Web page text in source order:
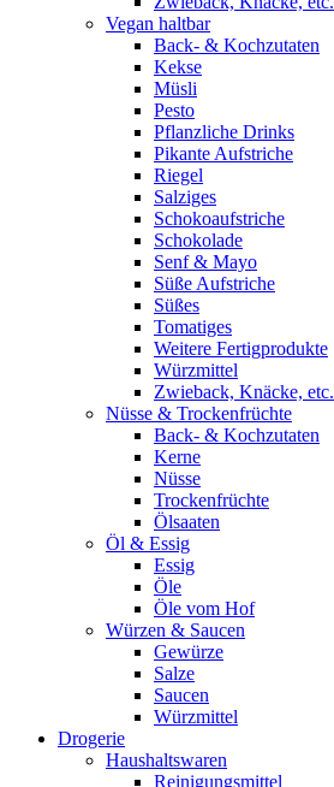
Vegan haltbar
Back- & Kochzutaten
Kekse
Müsli
Pesto
Pflanzliche Drinks
Pikante Aufstriche
Riegel
Salziges
Schokoaufstriche
Schokolade
Senf & Mayo
Süße Aufstriche
Süßes
Tomatiges
Weitere Fertigprodukte
Würzmittel
Zwieback, Knäcke, etc.
Nüsse & Trockenfrüchte
Back- & Kochzutaten
Kerne
Nüsse
Trockenfrüchte
Ölsaaten
Öl & Essig
Essig
Öle
Öle vom Hof
Würzen & Saucen
Gewürze
Salze
Saucen
Würzmittel
Drogerie
Haushaltswaren
Reinigungsmittel